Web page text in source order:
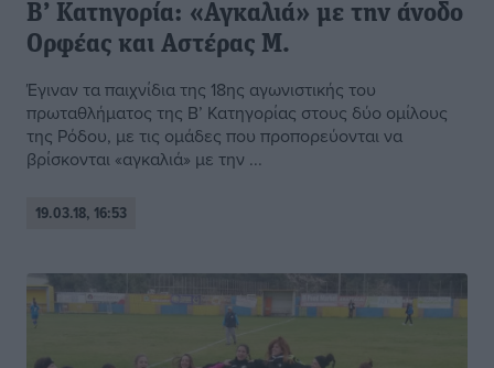
Β’ Κατηγορία: «Αγκαλιά» με την άνοδο
Ορφέας και Αστέρας Μ.
Έγιναν τα παιχνίδια της 18ης αγωνιστικής του
πρωταθλήματος της Β’ Κατηγορίας στους δύο ομίλους
της Ρόδου, με τις ομάδες που προπορεύονται να
βρίσκονται «αγκαλιά» με την ...
19.03.18, 16:53